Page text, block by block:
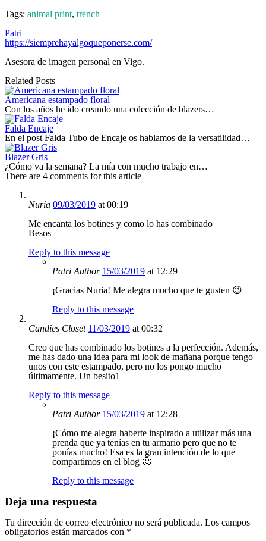
Tags: animal print, trench
Patri
https://siemprehayalgoqueponerse.com/
Asesora de imagen personal en Vigo.
Related Posts
Americana estampado floral
Con los años he ido creando una colección de blazers…
Falda Encaje
En el post Falda Tubo de Encaje os hablamos de la versatilidad…
Blazer Gris
¿Cómo va la semana? La mía con mucho trabajo en…
There are 4 comments for this article
Nuria 09/03/2019 at 00:19
Me encanta los botines y como lo has combinado
Besos
Reply to this message
Patri Author 15/03/2019 at 12:29
¡Gracias Nuria! Me alegra mucho que te gusten 😉
Reply to this message
Candies Closet 11/03/2019 at 00:32
Creo que has combinado los botines a la perfección. Además,
me has dado una idea para mi look de mañana porque tengo
unos con este estampado, pero no los pongo mucho
últimamente. Un besito1
Reply to this message
Patri Author 15/03/2019 at 12:28
¡Cómo me alegra haberte inspirado a utilizar más una
prenda que ya tenías en tu armario pero que no te
ponías mucho! Esa es la gran intención de lo que
compartimos en el blog 🙂
Reply to this message
Deja una respuesta
Tu dirección de correo electrónico no será publicada. Los campos
obligatorios están marcados con *